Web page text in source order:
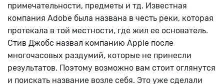
примечательности, предметы и тд. Известная
компания Adobe была названа в честь реки, которая
протекала в той местности, где жил ее основатель.
Стив Джобс назвал компанию Apple после
многочасовых раздумий, которые не принесли
результатов. Поэтому возможно вам стоит оглянутся
и поискать название возле себя. Это уже сделали